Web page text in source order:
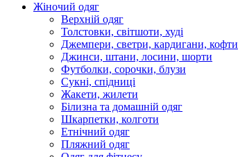
Жіночий одяг
Верхній одяг
Толстовки, світшоти, худі
Джемпери, светри, кардигани, кофти
Джинси, штани, лосини, шорти
Футболки, сорочки, блузи
Сукні, спідниці
Жакети, жилети
Білизна та домашній одяг
Шкарпетки, колготи
Етнічний одяг
Пляжний одяг